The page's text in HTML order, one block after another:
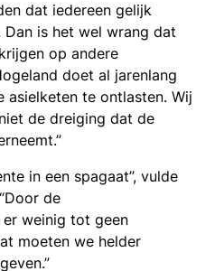
dat iedereen gelijk
is het wel wrang dat
op andere
doet al jarenlang
asielketen te ontlasten. Wij
de dreiging dat de
in een spagaat”, vulde
de
weinig tot geen
moeten we helder